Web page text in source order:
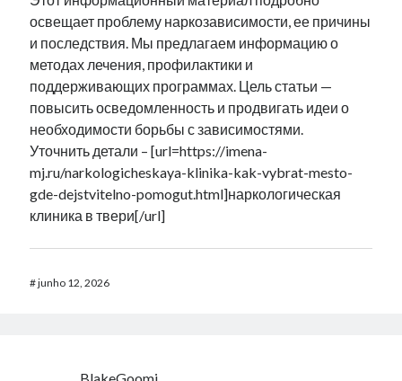
освещает проблему наркозависимости, ее причины
и последствия. Мы предлагаем информацию о
методах лечения, профилактики и
поддерживающих программах. Цель статьи —
повысить осведомленность и продвигать идеи о
необходимости борьбы с зависимостями.
Уточнить детали – [url=https://imena-
mj.ru/narkologicheskaya-klinika-kak-vybrat-mesto-
gde-dejstvitelno-pomogut.html]наркологическая
клиника в твери[/url]
#junho 12, 2026